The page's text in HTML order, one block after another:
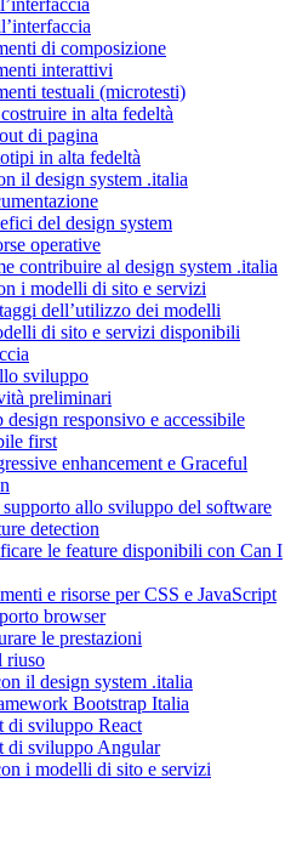
di composizione
interattivi
testuali (microtesti)
in alta fedeltà
di pagina
in alta fedeltà
il design system .italia
del design system
operative
contribuire al design system .italia
i modelli di sito e servizi
dell’utilizzo dei modelli
di sito e servizi disponibili
sviluppo
preliminari
design responsivo e accessibile
first
enhancement e Graceful
allo sviluppo del software
detection
le feature disponibili con Can I
e risorse per CSS e JavaScript
browser
le prestazioni
riuso
il design system .italia
Bootstrap Italia
di sviluppo React
di sviluppo Angular
i modelli di sito e servizi